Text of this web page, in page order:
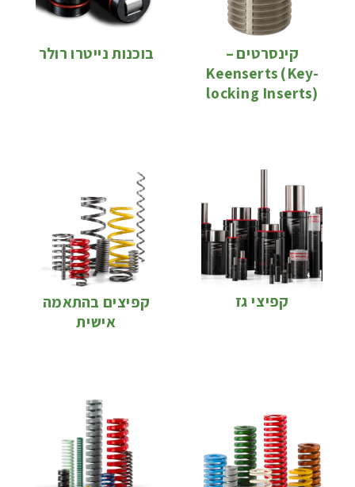
קינסרטים –
Keenserts (Key-
locking Inserts)
בוכנות נייטרו רולר
קפיצי גז
קפיצים בהתאמה
אישית